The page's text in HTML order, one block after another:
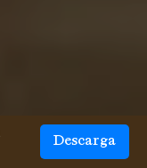
Descarga